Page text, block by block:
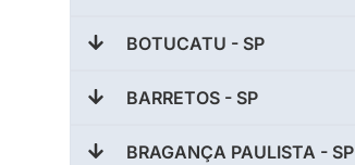
BOTUCATU - SP
BARRETOS - SP
BRAGANÇA PAULISTA - SP